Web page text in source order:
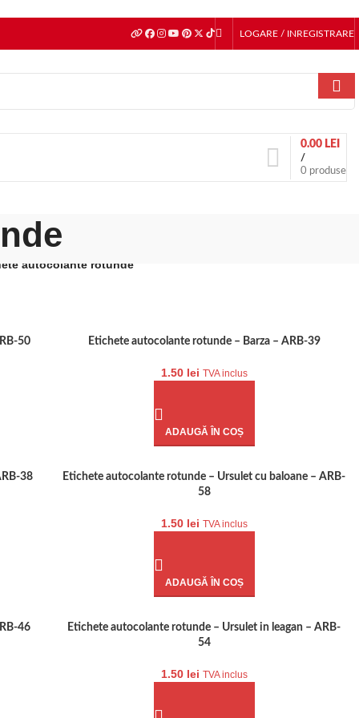
LOGARE / INREGISTRARE
0 produse
/
0.00 LEI
autocolante rotunde
50 Etichete autocolante rotunde – Barza – ARB-39
1.50 lei TVA inclus
ADAUGĂ ÎN COȘ
38
Etichete autocolante rotunde – Ursulet cu baloane – ARB-
58
1.50 lei TVA inclus
ADAUGĂ ÎN COȘ
46
Etichete autocolante rotunde – Ursulet in leagan – ARB-
54
1.50 lei TVA inclus